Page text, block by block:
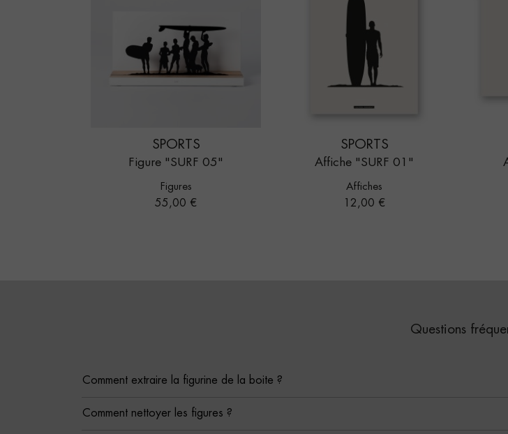
SPORTS
Figure "SURF 05"
Figures
Prix
55,00 €
SPORTS
Affiche "SURF 01"
Affiches
Prix
12,00 €
Questions
Comment extraire la figurine de la boite ?
Comment nettoyer les figures ?